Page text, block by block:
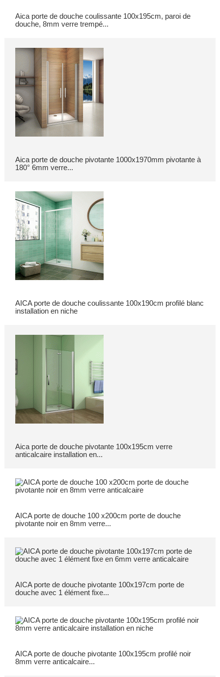
Aica porte de douche coulissante 100x195cm, paroi de
douche, 8mm verre trempé...
Aica porte de douche pivotante 1000x1970mm pivotante à
180° 6mm verre...
AICA porte de douche coulissante 100x190cm profilé blanc
installation en niche
Aica porte de douche pivotante 100x195cm verre
anticalcaire installation en...
AICA porte de douche 100 x200cm porte de douche
pivotante noir en 8mm verre...
AICA porte de douche pivotante 100x197cm porte de
douche avec 1 élément fixe...
AICA porte de douche pivotante 100x195cm profilé noir
8mm verre anticalcaire...